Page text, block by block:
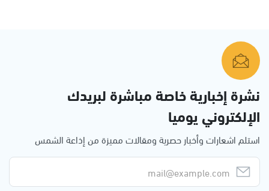
نشرة إخبارية خاصة مباشرة لبريدك
الإلكتروني يوميا
استلم اشعارات وأخبار حصرية ومقالات مميزة من إذاعة الشمس